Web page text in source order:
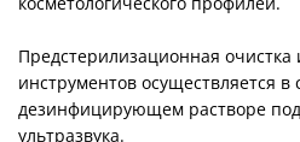
Предстерилизационная очистка
инструментов осуществляется
дезинфицирующем растворе
ультразвука.